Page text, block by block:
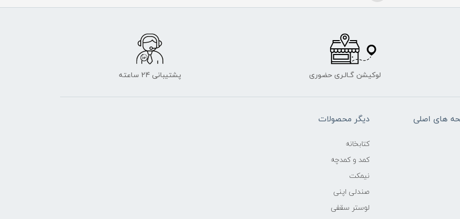
لوکیشن گـالـری حضوری پشتیبانی 24 ساعته
های اصلی دیگر محصولات
کتابخانه
کمد و کمدچه
نیمکت
صندلی اپنی
لوستر سقفی